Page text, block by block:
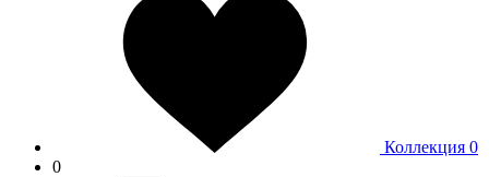
Коллекция 0
0